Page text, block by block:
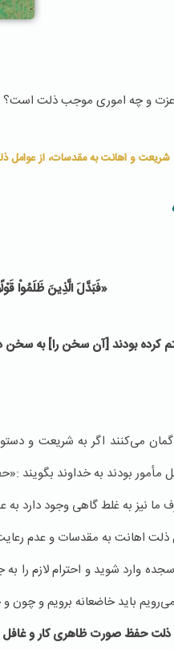
و چه اموری موجب ذلت است؟
و اهانت به مقدسات، از عوامل
«فَبَدَّلَ الَّذِينَ ظَلَمُواْ
كرده بودند [آن سخن را] به سخن
گمان می‌کنند اگر به شریعت و
مأمور بودند به خداوند بگویند
ما نیز به غلط گاهی وجود دارد
ذلت اهانت به مقدسات و عدم
وارد شوید و احترام لازم را به
باید خاضعانه برویم و چون
ذلت حفظ صورت ظاهری کار و